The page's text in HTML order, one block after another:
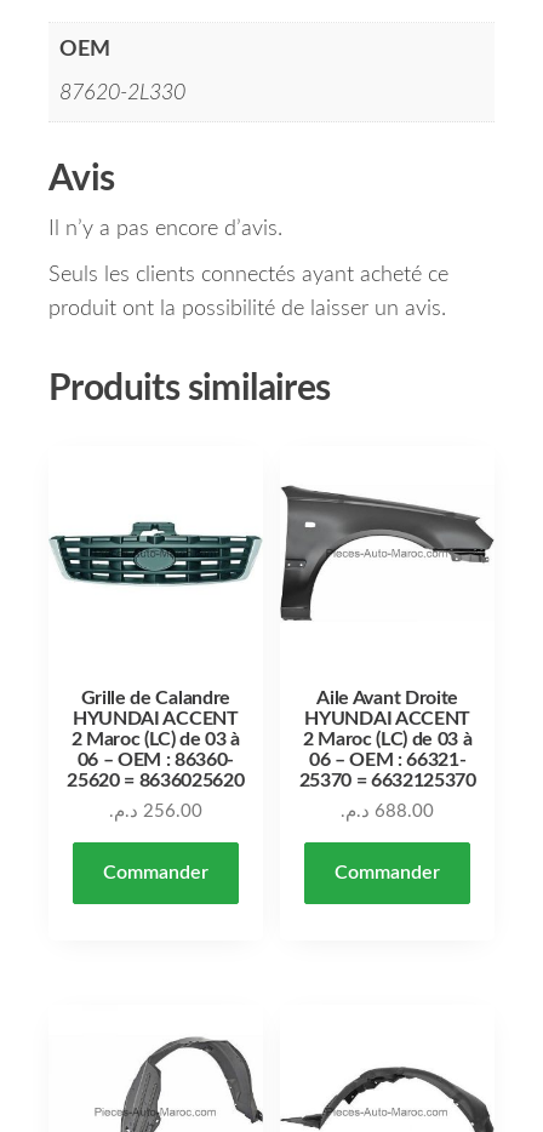
OEM
87620-2L330
Avis
Il n’y a pas encore d’avis.
Seuls les clients connectés ayant acheté ce
produit ont la possibilité de laisser un avis.
Produits similaires
Grille de Calandre
HYUNDAI ACCENT
2 Maroc (LC) de 03 à
06 – OEM : 86360-
25620 = 8636025620
256.00 د.م.
Commander
Aile Avant Droite
HYUNDAI ACCENT
2 Maroc (LC) de 03 à
06 – OEM : 66321-
25370 = 6632125370
688.00 د.م.
Commander